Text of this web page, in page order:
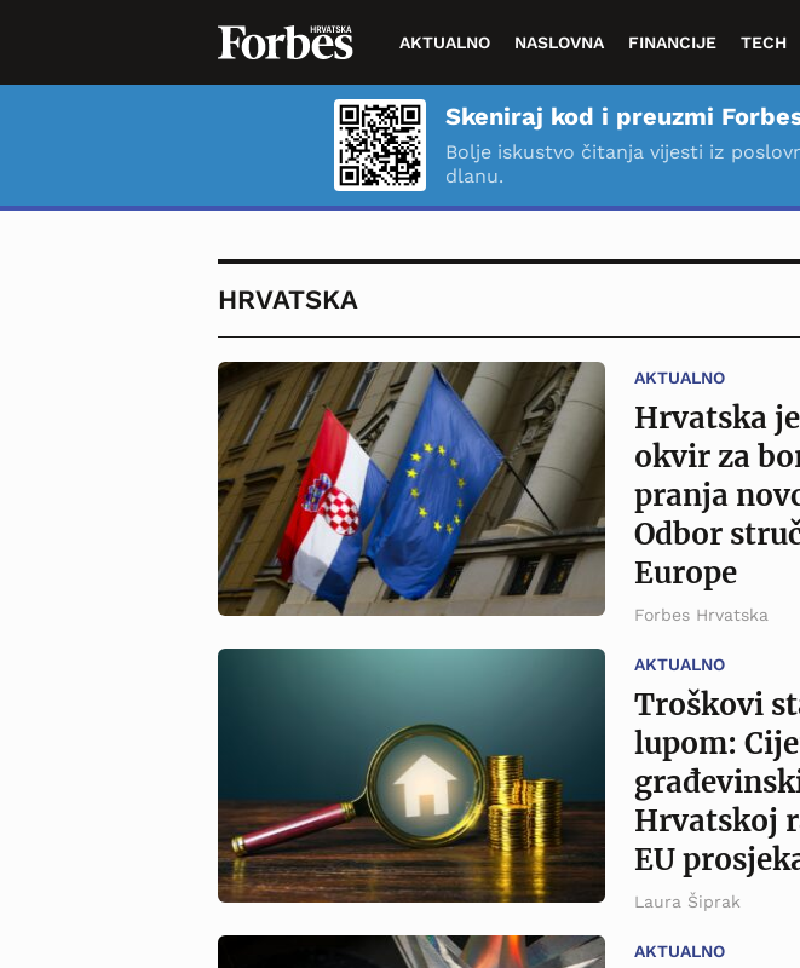
AKTUALNO NASLOVNA FINANCIJE TECH
Skeniraj kod i preuzmi
Bolje iskustvo čitanja vijesti iz
dlanu.
HRVATSKA
AKTUALNO
Hrvatska
okvir za
pranja
Odbor
Europe
Forbes Hrvatska
AKTUALNO
Troškovi
lupom:
Hrvatskoj
EU
Laura Šiprak
AKTUALNO